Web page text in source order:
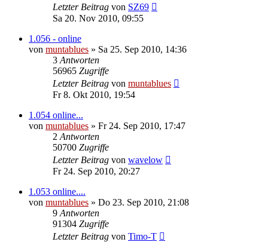
Letzter Beitrag von SZ69
Sa 20. Nov 2010, 09:55
1.056 - online
von muntablues » Sa 25. Sep 2010, 14:36
3 Antworten
56965 Zugriffe
Letzter Beitrag von muntablues
Fr 8. Okt 2010, 19:54
1.054 online...
von muntablues » Fr 24. Sep 2010, 17:47
2 Antworten
50700 Zugriffe
Letzter Beitrag von wavelow
Fr 24. Sep 2010, 20:27
1.053 online....
von muntablues » Do 23. Sep 2010, 21:08
9 Antworten
91304 Zugriffe
Letzter Beitrag von Timo-T